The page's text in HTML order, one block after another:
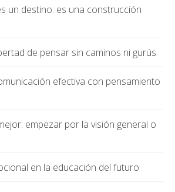
un destino: es una construcción
de pensar sin caminos ni gurús
efectiva con pensamiento
empezar por la visión general o
en la educación del futuro